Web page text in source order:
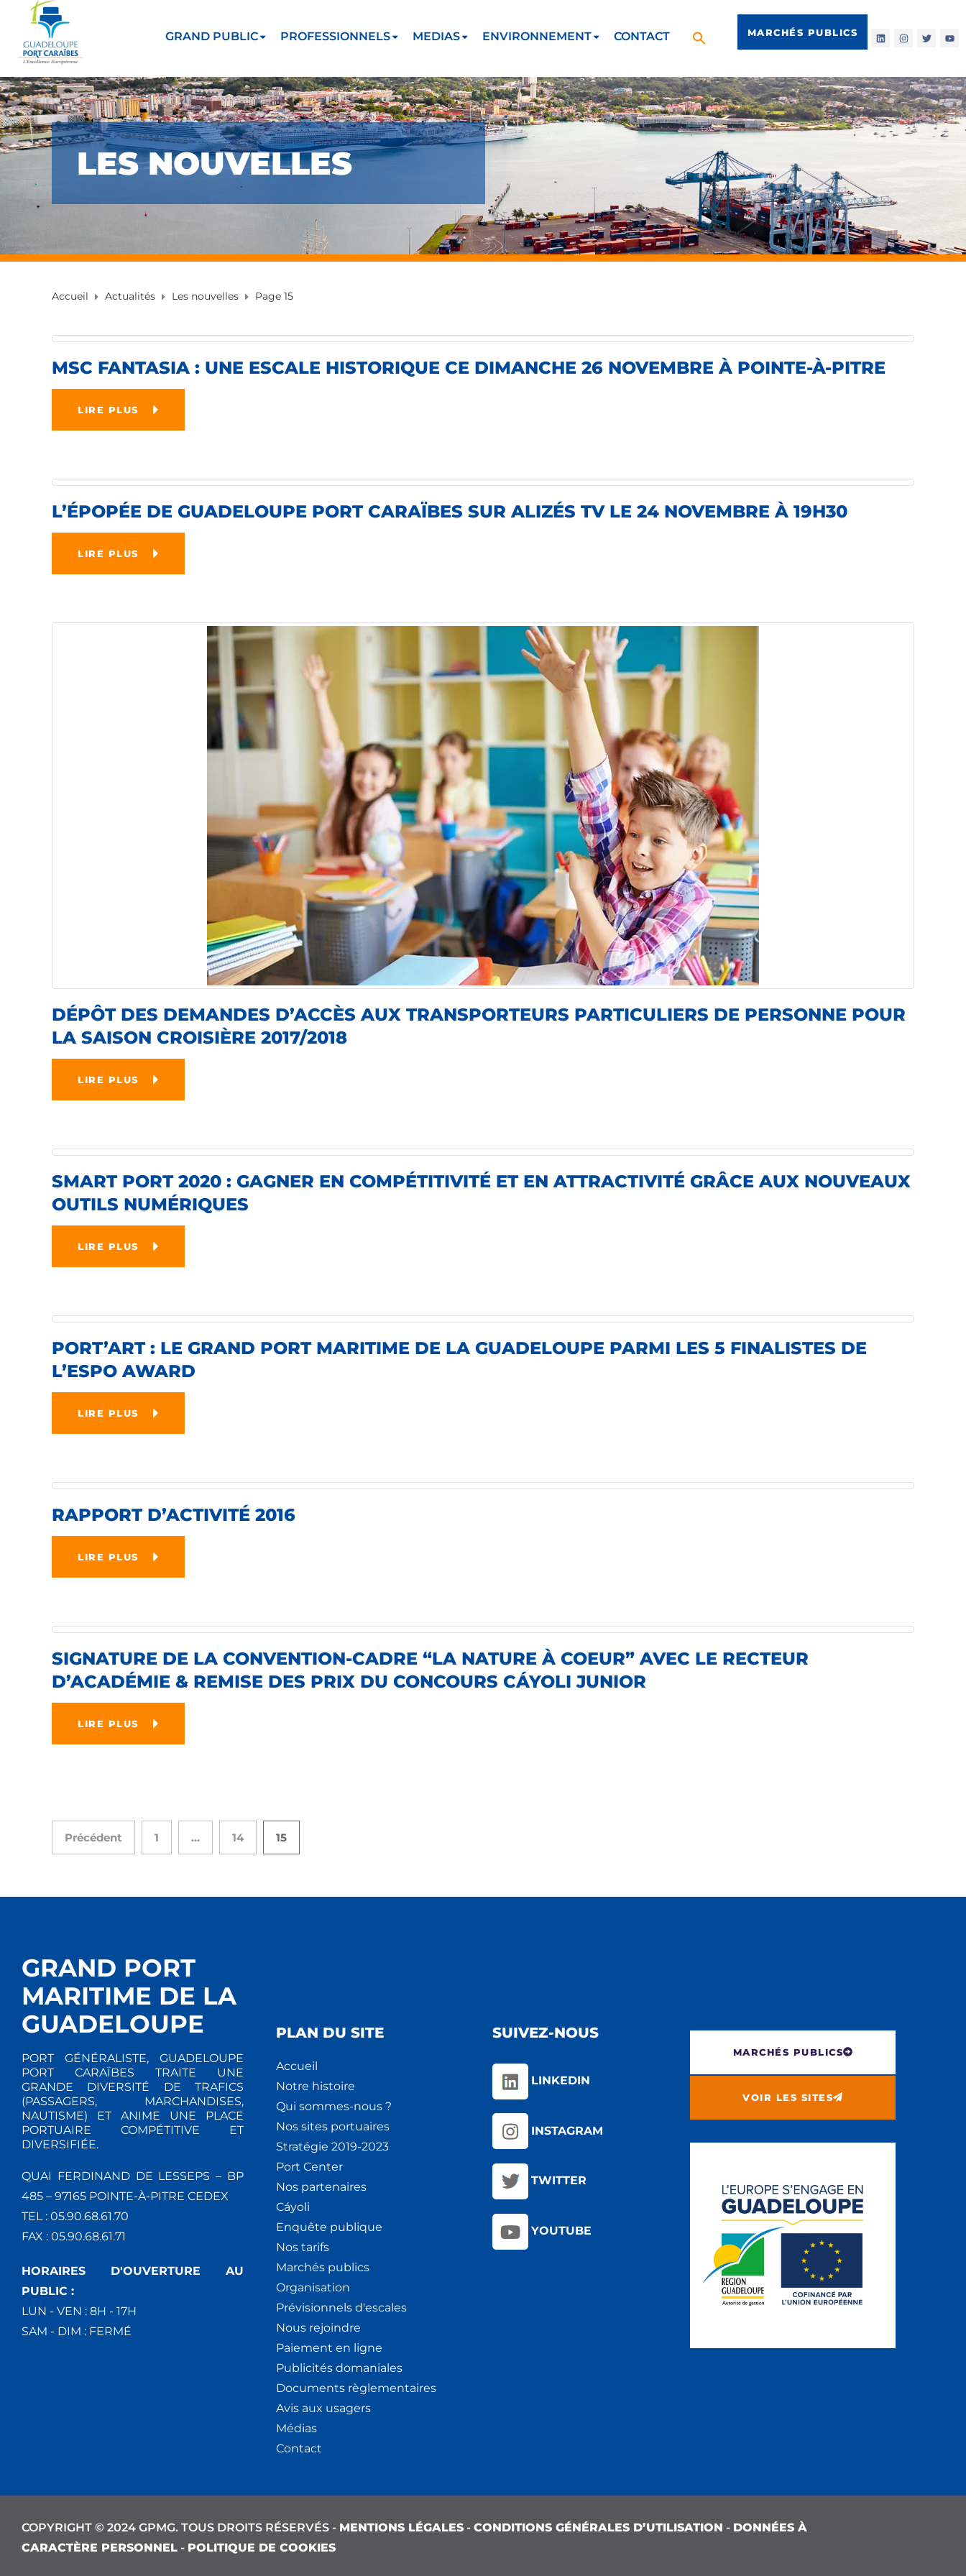
GRAND PUBLIC PROFESSIONNELS MEDIAS ENVIRONNEMENT CONTACT MARCHÉS PUBLICS
LES NOUVELLES
Accueil Actualités Les nouvelles Page 15
MSC FANTASIA : UNE ESCALE HISTORIQUE CE DIMANCHE 26 NOVEMBRE À POINTE-À-PITRE
LIRE PLUS
L’ÉPOPÉE DE GUADELOUPE PORT CARAÏBES SUR ALIZÉS TV LE 24 NOVEMBRE À 19H30
LIRE PLUS
DÉPÔT DES DEMANDES D’ACCÈS AUX TRANSPORTEURS PARTICULIERS DE PERSONNE POUR
LA SAISON CROISIÈRE 2017/2018
LIRE PLUS
SMART PORT 2020 : GAGNER EN COMPÉTITIVITÉ ET EN ATTRACTIVITÉ GRÂCE AUX NOUVEAUX
OUTILS NUMÉRIQUES
LIRE PLUS
PORT’ART : LE GRAND PORT MARITIME DE LA GUADELOUPE PARMI LES 5 FINALISTES DE
L’ESPO AWARD
LIRE PLUS
RAPPORT D’ACTIVITÉ 2016
LIRE PLUS
SIGNATURE DE LA CONVENTION-CADRE “LA NATURE À COEUR” AVEC LE RECTEUR
D’ACADÉMIE & REMISE DES PRIX DU CONCOURS CÁYOLI JUNIOR
LIRE PLUS
Précédent 1 … 14 15
GRAND PORT
MARITIME DE LA
GUADELOUPE
PORT GÉNÉRALISTE, GUADELOUPE
PORT CARAÏBES TRAITE UNE
GRANDE DIVERSITÉ DE TRAFICS
(PASSAGERS, MARCHANDISES,
NAUTISME) ET ANIME UNE PLACE
PORTUAIRE COMPÉTITIVE ET
DIVERSIFIÉE.
QUAI FERDINAND DE LESSEPS – BP
485 – 97165 POINTE-À-PITRE CEDEX
TEL : 05.90.68.61.70
FAX : 05.90.68.61.71
HORAIRES D'OUVERTURE AU
PUBLIC :
LUN - VEN : 8H - 17H
SAM - DIM : FERMÉ
PLAN DU SITE
Accueil
Notre histoire
Qui sommes-nous ?
Nos sites portuaires
Stratégie 2019-2023
Port Center
Nos partenaires
Cáyoli
Enquête publique
Nos tarifs
Marchés publics
Organisation
Prévisionnels d'escales
Nous rejoindre
Paiement en ligne
Publicités domaniales
Documents règlementaires
Avis aux usagers
Médias
Contact
SUIVEZ-NOUS
LINKEDIN
INSTAGRAM
TWITTER
YOUTUBE
MARCHÉS PUBLICS
VOIR LES SITES
COPYRIGHT © 2024 GPMG. TOUS DROITS RÉSERVÉS - MENTIONS LÉGALES - CONDITIONS GÉNÉRALES D’UTILISATION - DONNÉES À
CARACTÈRE PERSONNEL - POLITIQUE DE COOKIES